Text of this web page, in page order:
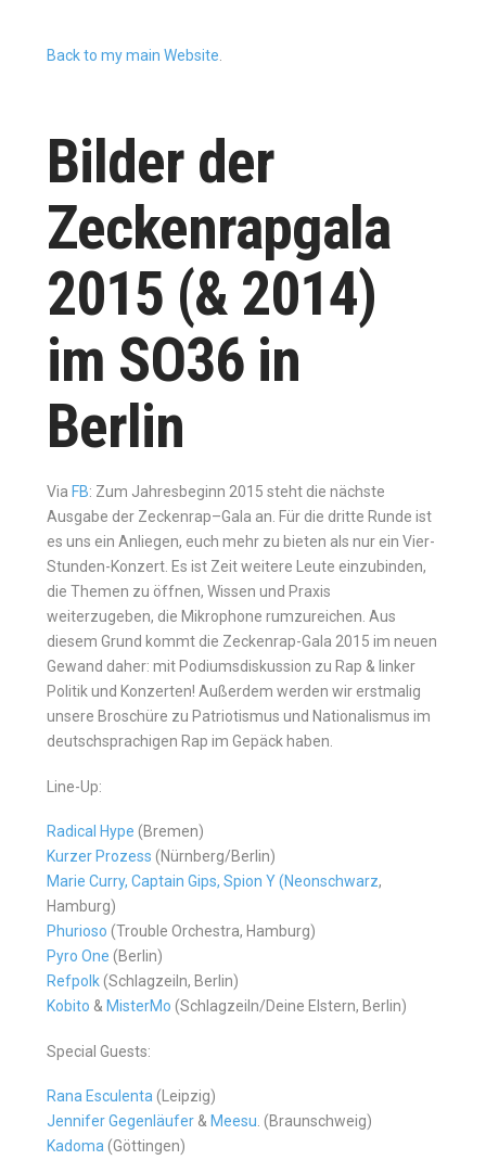
Back to my main Website
Bilder der
Zeckenrapgala
2015 (& 2014)
im SO36 in
Berlin
Via FB: Zum Jahresbeginn 2015 steht die nächste
Ausgabe der Zeckenrap–Gala an. Für die dritte Runde ist
es uns ein Anliegen, euch mehr zu bieten als nur ein Vier-
Stunden-Konzert. Es ist Zeit weitere Leute einzubinden,
die Themen zu öffnen, Wissen und Praxis
weiterzugeben, die Mikrophone rumzureichen. Aus
diesem Grund kommt die Zeckenrap-Gala 2015 im neuen
Gewand daher: mit Podiumsdiskussion zu Rap & linker
Politik und Konzerten! Außerdem werden wir erstmalig
unsere Broschüre zu Patriotismus und Nationalismus im
deutschsprachigen Rap im Gepäck haben.
Line-Up:
Radical Hype (Bremen)
Kurzer Prozess (Nürnberg/Berlin)
Marie Curry, Captain Gips, Spion Y (Neonschwarz,
Hamburg)
Phurioso (Trouble Orchestra, Hamburg)
Pyro One (Berlin)
Refpolk(Schlagzeiln, Berlin)
Kobito & MisterMo (Schlagzeiln/Deine Elstern, Berlin)
Special Guests:
Rana Esculenta (Leipzig)
Jennifer Gegenläufer& Meesu . (Braunschweig)
Kadoma (Göttingen)